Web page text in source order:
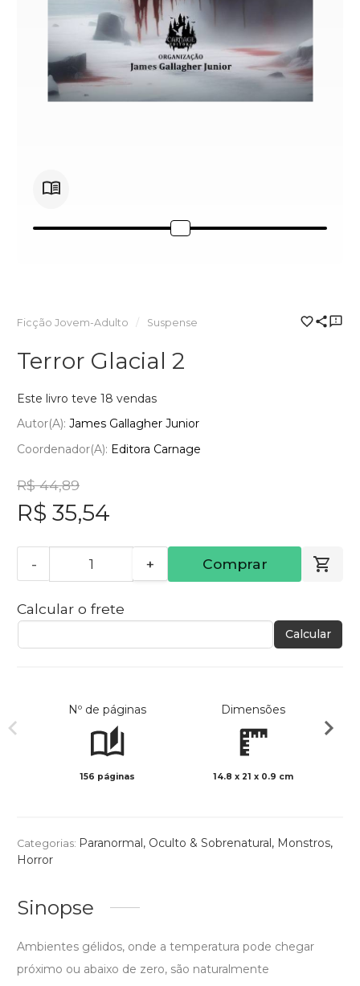
Ficção Jovem-Adulto Suspense
Terror Glacial 2
Este livro teve 18 vendas
Autor(a): James Gallagher Junior
Coordenador(a): Editora Carnage
R$ 44,89
R$ 35,54
- + Comprar
Calcular o frete
Calcular
Nº de páginas
156 páginas
Dimensões
14.8 x 21 x 0.9 cm
Categorias: Paranormal, Oculto & Sobrenatural, Monstros,
Horror
Sinopse
Ambientes gélidos, onde a temperatura pode chegar
próximo ou abaixo de zero, são naturalmente